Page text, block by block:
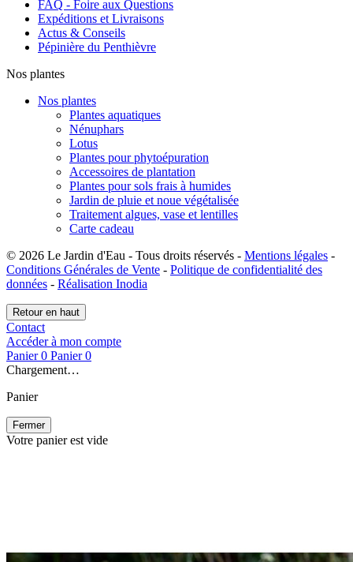
FAQ - Foire aux Questions
Expéditions et Livraisons
Actus & Conseils
Pépinière du Penthièvre
Nos plantes
Nos plantes
Plantes aquatiques
Nénuphars
Lotus
Plantes pour phytoépuration
Accessoires de plantation
Plantes pour sols frais à humides
Jardin de pluie et noue végétalisée
Traitement algues, vase et lentilles
Carte cadeau
© 2026 Le Jardin d'Eau - Tous droits réservés - Mentions légales -
Conditions Générales de Vente - Politique de confidentialité des
données - Réalisation Inodia
Retour en haut
Contact
Accéder à mon compte
Panier 0 Panier 0
Chargement…
Panier
Fermer
Votre panier est vide